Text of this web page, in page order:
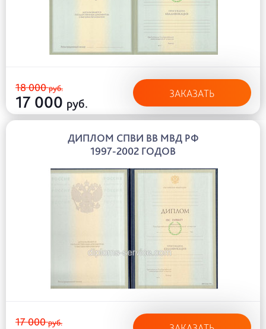
18 000руб.
17 000 руб.
ЗАКАЗАТЬ
ДИПЛОМ СПВИ ВВ МВД РФ
1997-2002 ГОДОВ
17 000руб.